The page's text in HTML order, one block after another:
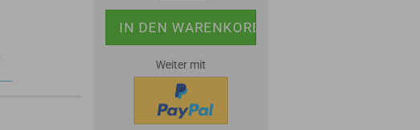
Weiter mit